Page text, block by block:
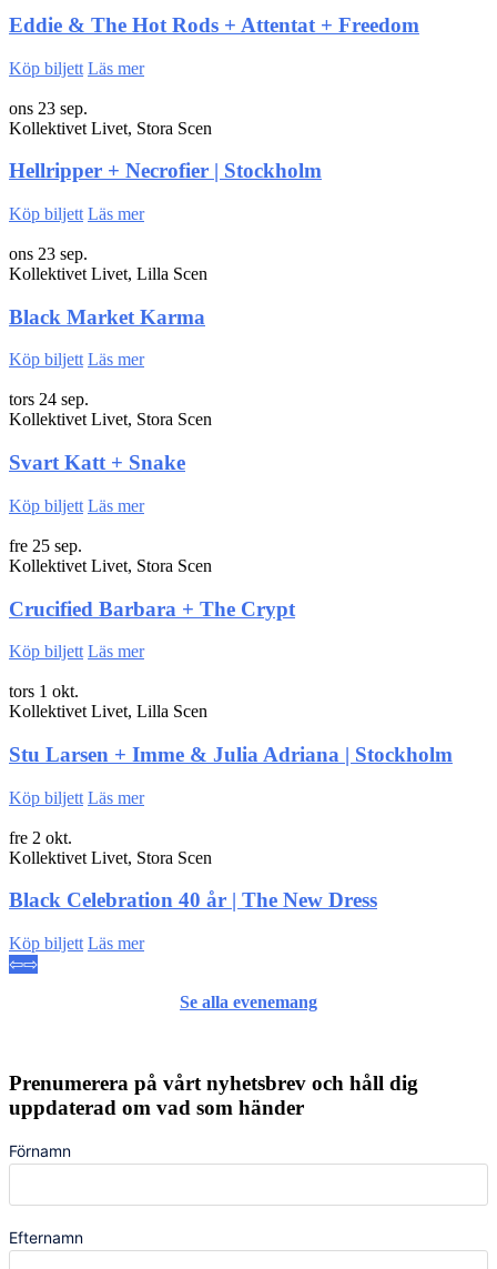
Eddie & The Hot Rods + Attentat + Freedom
Köp biljett Läs mer
ons 23 sep.
Kollektivet Livet, Stora Scen
Hellripper + Necrofier | Stockholm
Köp biljett Läs mer
ons 23 sep.
Kollektivet Livet, Lilla Scen
Black Market Karma
Köp biljett Läs mer
tors 24 sep.
Kollektivet Livet, Stora Scen
Svart Katt + Snake
Köp biljett Läs mer
fre 25 sep.
Kollektivet Livet, Stora Scen
Crucified Barbara + The Crypt
Köp biljett Läs mer
tors 1 okt.
Kollektivet Livet, Lilla Scen
Stu Larsen + Imme & Julia Adriana | Stockholm
Köp biljett Läs mer
fre 2 okt.
Kollektivet Livet, Stora Scen
Black Celebration 40 år | The New Dress
Köp biljett Läs mer
⇦⇨
Se alla evenemang
Prenumerera på vårt nyhetsbrev och håll dig
uppdaterad om vad som händer
Förnamn
Efternamn